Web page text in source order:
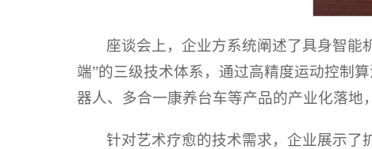
座谈会上，企业方系统阐述了具身智能
端”的三级技术体系，通过高精度运动控制
器人、多合一康养台车等产品的产业化落地
针对艺术疗愈的技术需求，企业展示了